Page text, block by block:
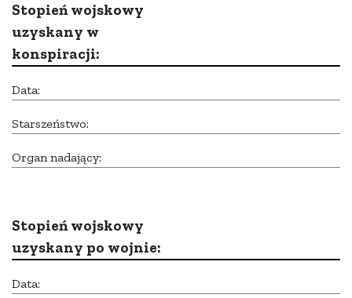
Stopień wojskowy
uzyskany w
konspiracji:
Data:
Starszeństwo:
Organ nadający:
Stopień wojskowy
uzyskany po wojnie:
Data: